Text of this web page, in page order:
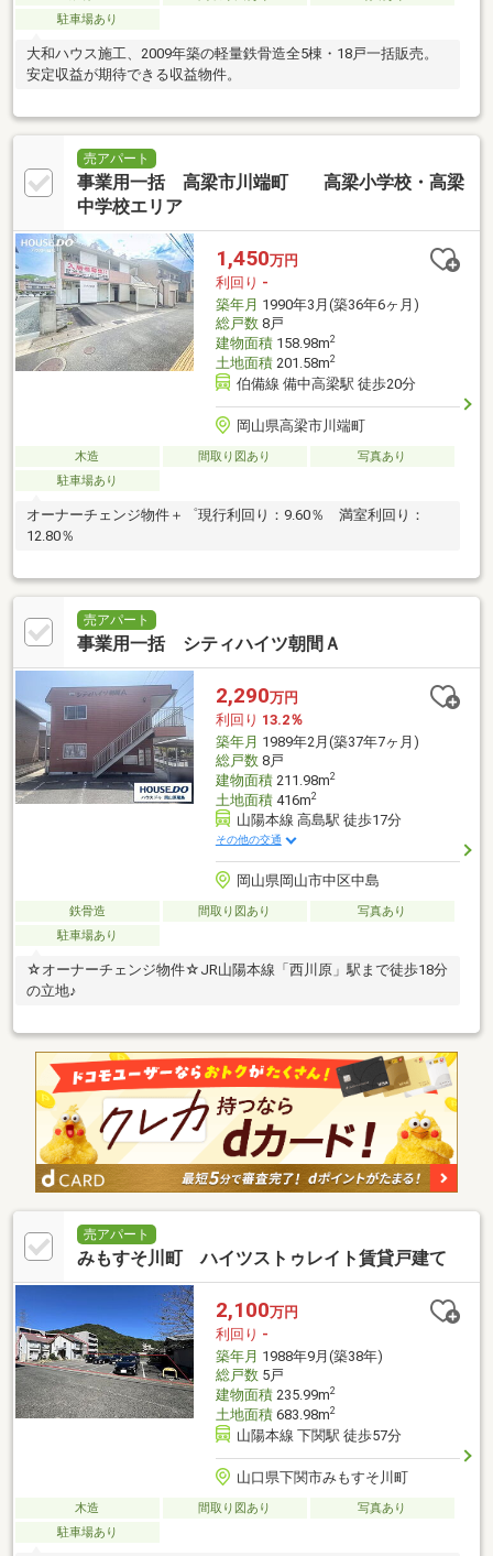
駐車場あり
大和ハウス施工、2009年築の軽量鉄骨造全5棟・18戸一括販売。
安定収益が期待できる収益物件。
売アパート
事業用一括 高梁市川端町 高梁小学校・高梁
中学校エリア
1,450万円
利回り -
築年月 1990年3月(築36年6ヶ月)
総戸数8戸
建物面積158.98m2
土地面積201.58m2
伯備線 備中高梁駅 徒歩20分
岡山県高梁市川端町
木造 間取り図あり
写真あり
駐車場あり
オーナーチェンジ物件＋゜現行利回り：9.60％ 満室利回り：
12.80％
売アパート
事業用一括 シティハイツ朝間Ａ
2,290万円
利回り 13.2％
築年月 1989年2月(築37年7ヶ月)
総戸数8戸
建物面積211.98m2
土地面積416m2
山陽本線 高島駅 徒歩17分
その他の交通
岡山県岡山市中区中島
鉄骨造 間取り図あり
写真あり
駐車場あり
☆オーナーチェンジ物件☆JR山陽本線「西川原」駅まで徒歩18分
の立地♪
売アパート
みもすそ川町 ハイツストゥレイト賃貸戸建て
2,100万円
利回り -
築年月 1988年9月(築38年)
総戸数5戸
建物面積235.99m2
土地面積683.98m2
山陽本線 下関駅 徒歩57分
山口県下関市みもすそ川町
木造 間取り図あり
写真あり
駐車場あり